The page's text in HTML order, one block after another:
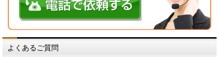
よくあるご質問